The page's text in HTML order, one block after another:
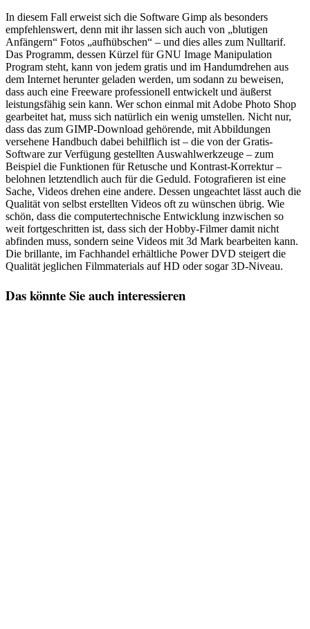
In diesem Fall erweist sich die Software Gimp als besonders
empfehlenswert, denn mit ihr lassen sich auch von „blutigen
Anfängern“ Fotos „aufhübschen“ – und dies alles zum Nulltarif.
Das Programm, dessen Kürzel für GNU Image Manipulation
Program steht, kann von jedem gratis und im Handumdrehen aus
dem Internet herunter geladen werden, um sodann zu beweisen,
dass auch eine Freeware professionell entwickelt und äußerst
leistungsfähig sein kann. Wer schon einmal mit Adobe Photo Shop
gearbeitet hat, muss sich natürlich ein wenig umstellen. Nicht nur,
dass das zum GIMP-Download gehörende, mit Abbildungen
versehene Handbuch dabei behilflich ist – die von der Gratis-
Software zur Verfügung gestellten Auswahlwerkzeuge – zum
Beispiel die Funktionen für Retusche und Kontrast-Korrektur –
belohnen letztendlich auch für die Geduld. Fotografieren ist eine
Sache, Videos drehen eine andere. Dessen ungeachtet lässt auch die
Qualität von selbst erstellten Videos oft zu wünschen übrig. Wie
schön, dass die computertechnische Entwicklung inzwischen so
weit fortgeschritten ist, dass sich der Hobby-Filmer damit nicht
abfinden muss, sondern seine Videos mit 3d Mark bearbeiten kann.
Die brillante, im Fachhandel erhältliche Power DVD steigert die
Qualität jeglichen Filmmaterials auf HD oder sogar 3D-Niveau.
Das könnte Sie auch interessieren